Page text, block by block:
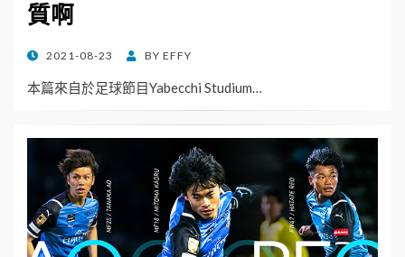
質啊
POSTED
2021-08-23 BY EFFY
本篇來自於足球節目Yabecchi Studium…